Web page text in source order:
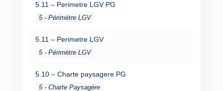
5.11 – Perimetre LGV PG
5 - Périmètre LGV
5.11 – Perimetre LGV
5 - Périmètre LGV
5.10 – Charte paysagere PG
5 - Charte Paysagère